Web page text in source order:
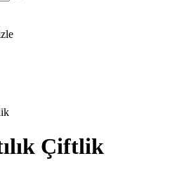
Çiftlik